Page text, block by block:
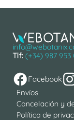
Tlf: (+34) 987 953
Facebook
Envíos
Cancelación y
Política de